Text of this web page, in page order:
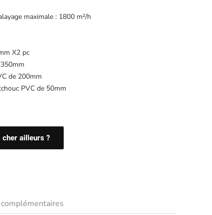
maximale : 1800 m²/h
X2 pc
de 200mm
PVC de 50mm
ailleurs ?